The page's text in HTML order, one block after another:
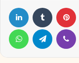
LinkedIn Tumblr
WhatsAppTelegram